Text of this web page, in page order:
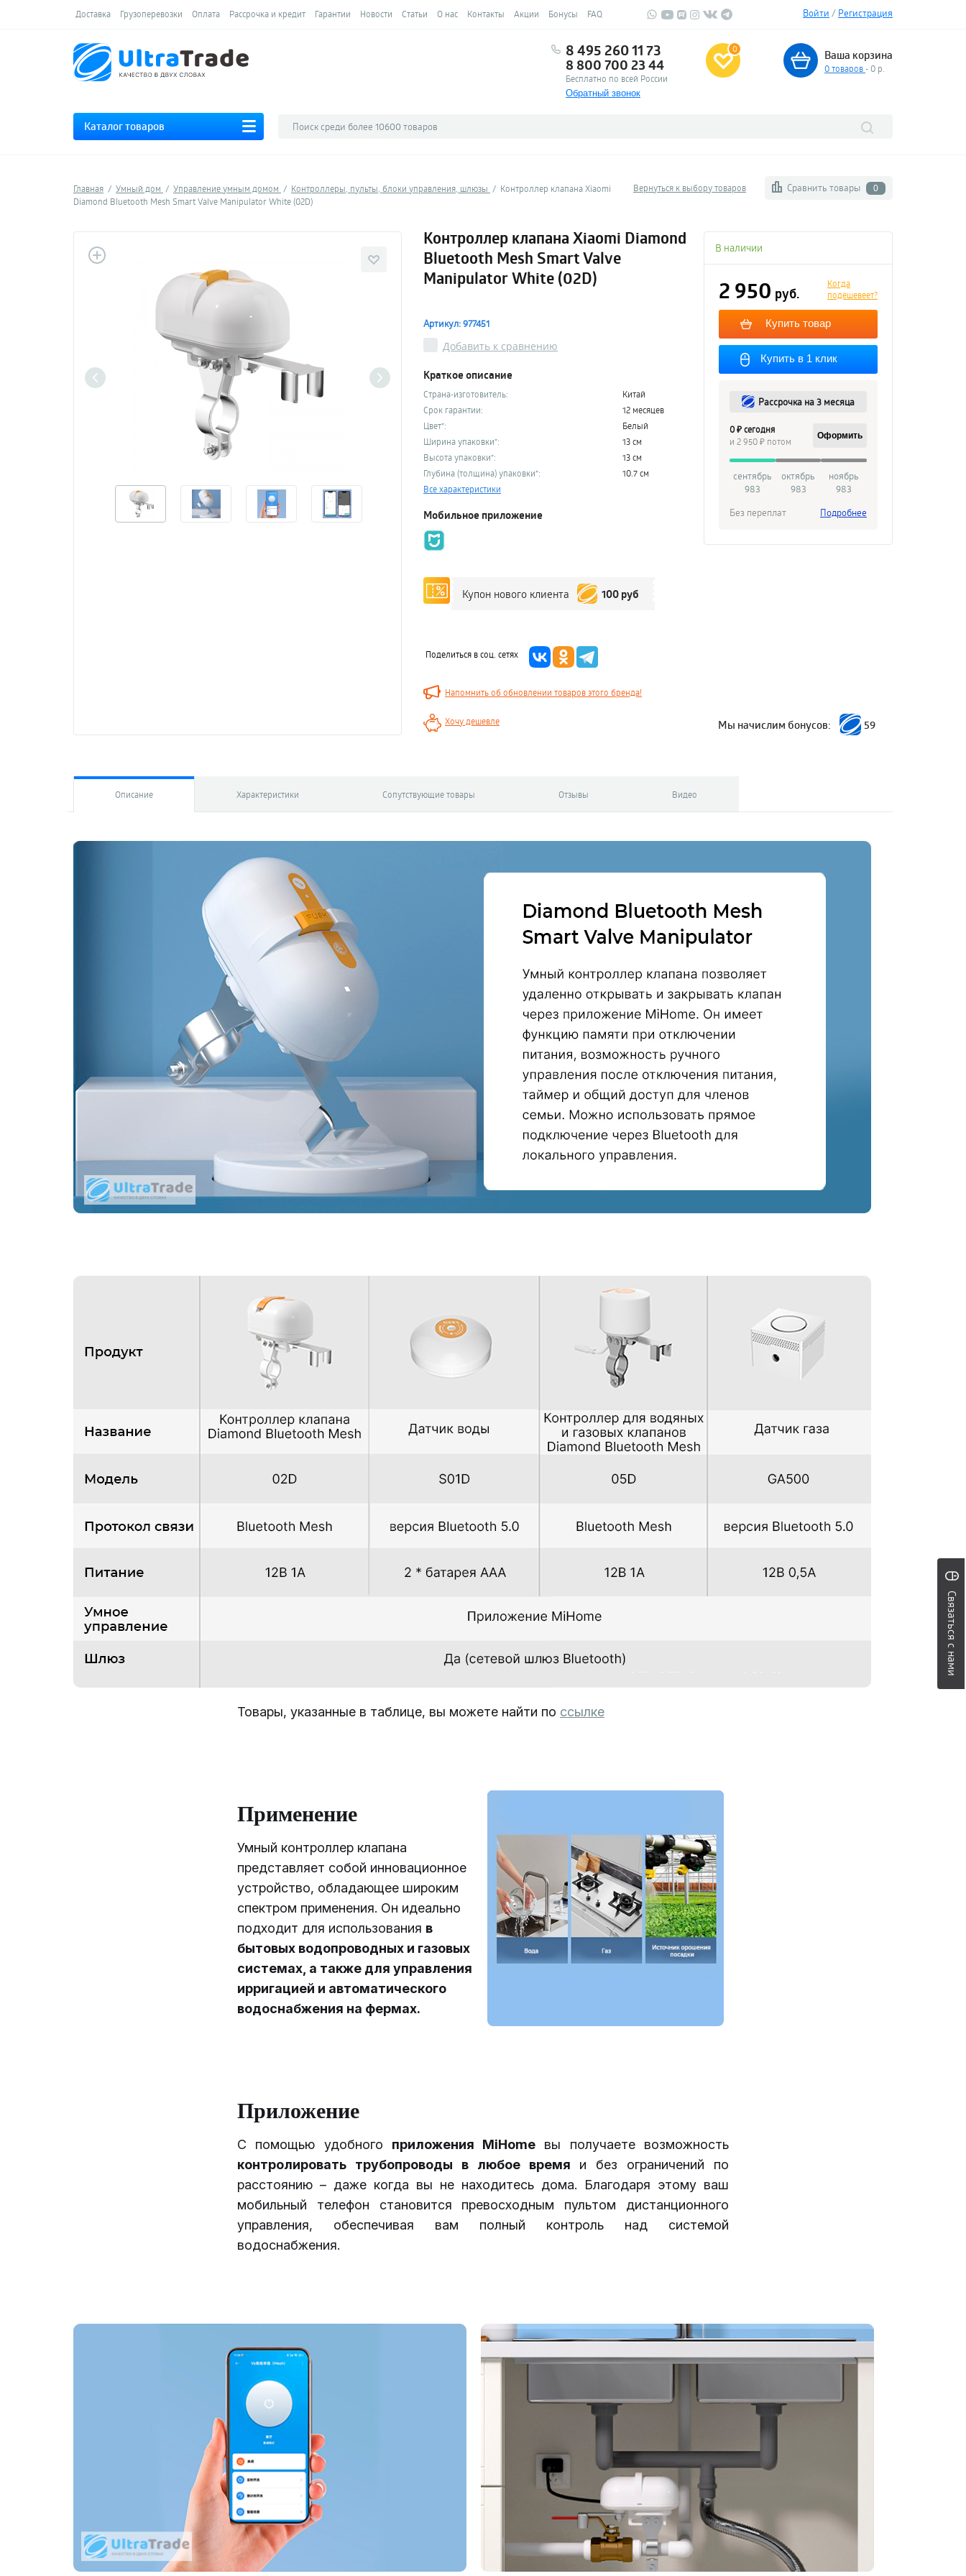
Связаться с нами
Доставка Грузоперевозки Оплата Рассрочка и кредит Гарантии Новости Статьи О нас Контакты Акции Бонусы FAQ Войти / Регистрация
8 495 260 11 73
8 800 700 23 44
Бесплатно по всей России
Обратный звонок
0 Ваша корзина
0товаров - 0 р.
Каталог товаров
Вернуться к выбору товаров Сравнить товары 0
Главная Умный дом Управление умным домом Контроллеры, пульты, блоки управления, шлюзы
Контроллер клапана Xiaomi
Diamond Bluetooth Mesh Smart Valve Manipulator White (02D)
Контроллер клапана Xiaomi Diamond
Bluetooth Mesh Smart Valve
Manipulator White (02D)
Артикул: 977451
Добавить к сравнению
Краткое описание
Страна-изготовитель:
Китай
Срок гарантии:
12 месяцев
Цвет*:
Белый
Ширина упаковки*:
13 см
Высота упаковки*:
13 см
Глубина (толщина) упаковки*:
10.7 см
Все характеристики
Мобильное приложение
Купон нового клиента 100 руб
Поделиться в соц. сетях
Напомнить об обновлении товаров этого бренда!
Хочу дешевле
В наличии
Когда
подешевеет?
2 950 руб.
Купить товар
Купить в 1 клик
Рассрочка на 3 месяца
0 ₽ сегодня
и 2 950 ₽ потом
Оформить
сентябрь
983
октябрь
983
ноябрь
983
Без переплат
Подробнее
Мы начислим бонусов: 59
Описание Характеристики Сопутствующие товары Отзывы Видео
Товары, указанные в таблице, вы можете найти по ссылке
Применение
Умный контроллер клапана
представляет собой инновационное
устройство, обладающее широким
спектром применения. Он идеально
подходит для использования в
бытовых водопроводных и газовых
системах, а также для управления
ирригацией и автоматического
водоснабжения на фермах.
Приложение
С помощью удобного приложения MiHome вы получаете возможность
контролировать трубопроводы в любое время и без ограничений по
расстоянию – даже когда вы не находитесь дома. Благодаря этому ваш
мобильный телефон становится превосходным пультом дистанционного
управления, обеспечивая вам полный контроль над системой
водоснабжения.